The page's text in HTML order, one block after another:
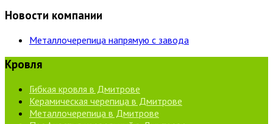
Новости компании
Металлочерепица напрямую с завода
Кровля
Гибкая кровля в Дмитрове
Керамическая черепица в Дмитрове
Металлочерепица в Дмитрове